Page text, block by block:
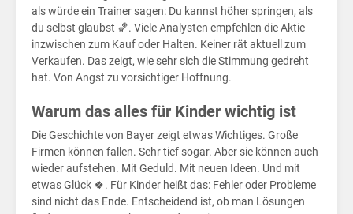
als würde ein Trainer sagen: Du kannst höher springen, als
du selbst glaubst 🏀. Viele Analysten empfehlen die Aktie
inzwischen zum Kauf oder Halten. Keiner rät aktuell zum
Verkaufen. Das zeigt, wie sehr sich die Stimmung gedreht
hat. Von Angst zu vorsichtiger Hoffnung.
Warum das alles für Kinder wichtig ist
Die Geschichte von Bayer zeigt etwas Wichtiges. Große
Firmen können fallen. Sehr tief sogar. Aber sie können auch
wieder aufstehen. Mit Geduld. Mit neuen Ideen. Und mit
etwas Glück 🍀. Für Kinder heißt das: Fehler oder Probleme
sind nicht das Ende. Entscheidend ist, ob man Lösungen